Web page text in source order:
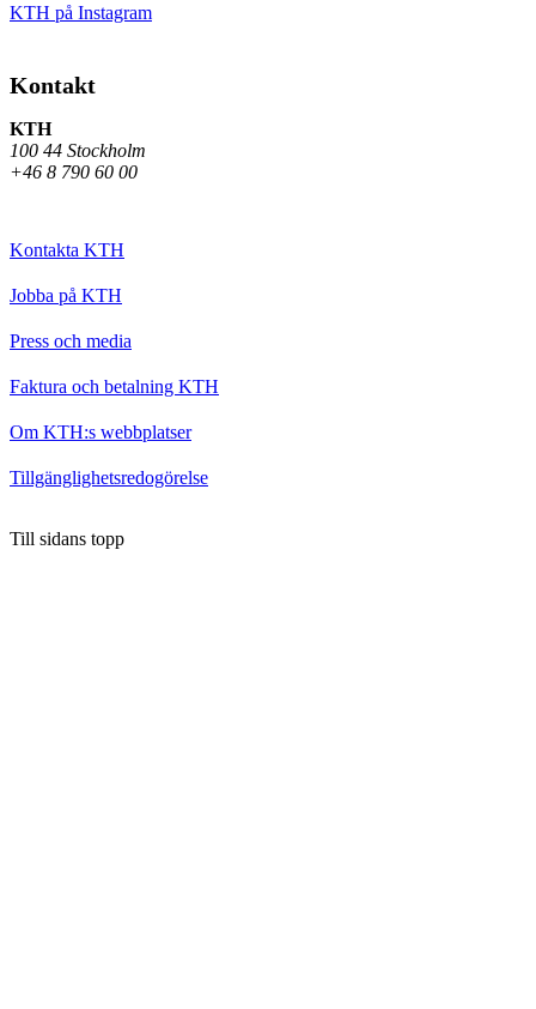
KTH på Instagram
Kontakt
KTH
100 44 Stockholm
+46 8 790 60 00
Kontakta KTH
Jobba på KTH
Press och media
Faktura och betalning KTH
Om KTH:s webbplatser
Tillgänglighetsredogörelse
Till sidans topp